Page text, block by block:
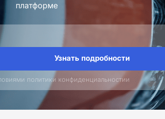
платформе
Узнать подробности
политики конфиденциальностии